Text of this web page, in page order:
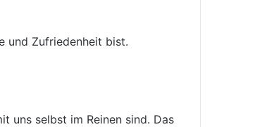
und Zufriedenheit bist.
uns selbst im Reinen sind. Das